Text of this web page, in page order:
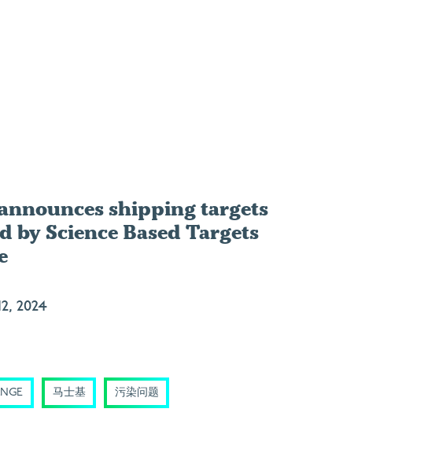
shipping targets
by Science Based Targets
2024
马士基 污染问题